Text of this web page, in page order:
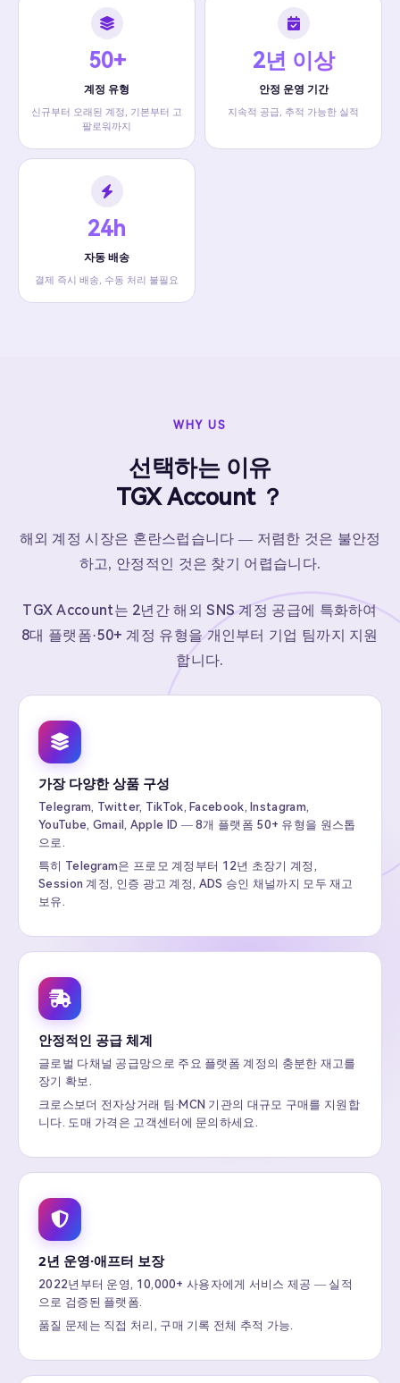
50+
계정 유형
신규부터 오래된 계정, 기본부터 고
팔로워까지
2년 이상
안정 운영 기간
지속적 공급, 추적 가능한 실적
24h
자동 배송
결제 즉시 배송, 수동 처리 불필요
WHY US
선택하는 이유
TGX Account ？
해외 계정 시장은 혼란스럽습니다 — 저렴한 것은 불안정
하고, 안정적인 것은 찾기 어렵습니다.
TGX Account는 2년간 해외 SNS 계정 공급에 특화하여
8대 플랫폼·50+ 계정 유형을 개인부터 기업 팀까지 지원
합니다.
가장 다양한 상품 구성
Telegram, Twitter, TikTok, Facebook, Instagram,
YouTube, Gmail, Apple ID — 8개 플랫폼 50+ 유형을 원스톱
으로.
특히 Telegram은 프로모 계정부터 12년 초장기 계정,
Session 계정, 인증 광고 계정, ADS 승인 채널까지 모두 재고
보유.
안정적인 공급 체계
글로벌 다채널 공급망으로 주요 플랫폼 계정의 충분한 재고를
장기 확보.
크로스보더 전자상거래 팀·MCN 기관의 대규모 구매를 지원합
니다. 도매 가격은 고객센터에 문의하세요.
2년 운영·애프터 보장
2022년부터 운영, 10,000+ 사용자에게 서비스 제공 — 실적
으로 검증된 플랫폼.
품질 문제는 직접 처리, 구매 기록 전체 추적 가능.